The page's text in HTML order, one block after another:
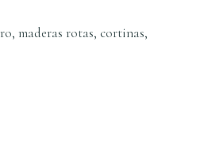
maderas rotas, cortinas,